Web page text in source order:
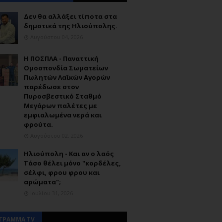
Δεν θα αλλάξει τίποτα στα
δημοτικά της Ηλιούπολης.
Η ΠΟΣΠΛΑ - Παναττική
Ομοσπονδία Σωματείων
Πωλητών Λαϊκών Αγορών
παρέδωσε στον
Πυροσβεστικό Σταθμό
Μεγάρων παλέτες με
εμφιαλωμένα νερά και
φρούτα.
Ηλιούπολη - Και αν ο λαός
Τάσο θέλει μόνο "κορδέλες,
σέλφι, φρου φρου και
αρώματα";
TV